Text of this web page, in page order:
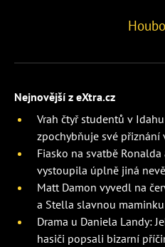
Nejnovější z eXtra.cz
Vrah čtyř studentů v
zpochybňuje své přiznání
Fiasko na svatbě
vystoupila úplně jiná
Matt Damon vyvedl na
a Stella slavnou
Drama u Daniela Landy:
hasiči popsali bizarní